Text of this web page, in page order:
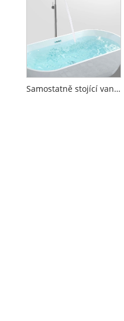
Samostatně stojící vanové baterie